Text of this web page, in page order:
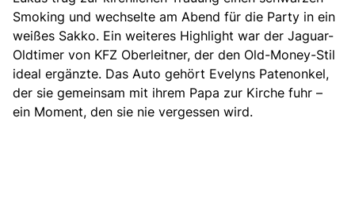
Smoking und wechselte am Abend für die Party in ein
weißes Sakko. Ein weiteres Highlight war der Jaguar-
Oldtimer von KFZ Oberleitner, der den Old-Money-Stil
ideal ergänzte. Das Auto gehört Evelyns Patenonkel,
der sie gemeinsam mit ihrem Papa zur Kirche fuhr –
ein Moment, den sie nie vergessen wird.